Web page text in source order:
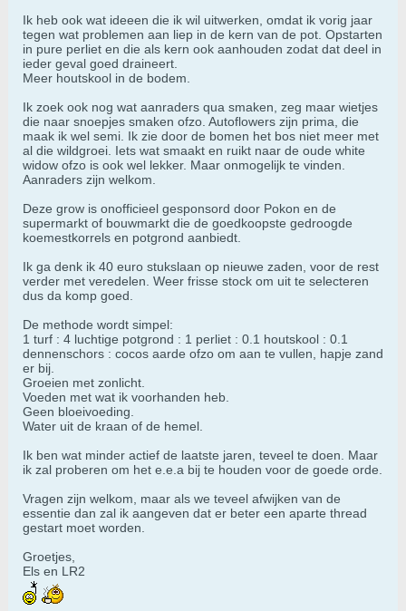
Ik heb ook wat ideeen die ik wil uitwerken, omdat ik vorig jaar
tegen wat problemen aan liep in de kern van de pot. Opstarten
in pure perliet en die als kern ook aanhouden zodat dat deel in
ieder geval goed draineert.
Meer houtskool in de bodem.
Ik zoek ook nog wat aanraders qua smaken, zeg maar wietjes
die naar snoepjes smaken ofzo. Autoflowers zijn prima, die
maak ik wel semi. Ik zie door de bomen het bos niet meer met
al die wildgroei. Iets wat smaakt en ruikt naar de oude white
widow ofzo is ook wel lekker. Maar onmogelijk te vinden.
Aanraders zijn welkom.
Deze grow is onofficieel gesponsord door Pokon en de
supermarkt of bouwmarkt die de goedkoopste gedroogde
koemestkorrels en potgrond aanbiedt.
Ik ga denk ik 40 euro stukslaan op nieuwe zaden, voor de rest
verder met veredelen. Weer frisse stock om uit te selecteren
dus da komp goed.
De methode wordt simpel:
1 turf : 4 luchtige potgrond : 1 perliet : 0.1 houtskool : 0.1
dennenschors : cocos aarde ofzo om aan te vullen, hapje zand
er bij.
Groeien met zonlicht.
Voeden met wat ik voorhanden heb.
Geen bloeivoeding.
Water uit de kraan of de hemel.
Ik ben wat minder actief de laatste jaren, teveel te doen. Maar
ik zal proberen om het e.e.a bij te houden voor de goede orde.
Vragen zijn welkom, maar als we teveel afwijken van de
essentie dan zal ik aangeven dat er beter een aparte thread
gestart moet worden.
Groetjes,
Els en LR2